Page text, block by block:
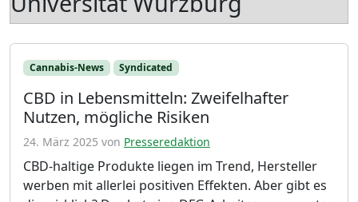
Cannabis-News Syndicated
CBD in Lebensmitteln: Zweifelhafter
Nutzen, mögliche Risiken
24. März 2025 von Presseredaktion
CBD-haltige Produkte liegen im Trend, Hersteller
werben mit allerlei positiven Effekten. Aber gibt es